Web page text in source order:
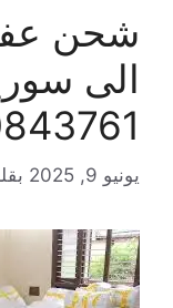
شحن
الى
يونيو 9, 2025